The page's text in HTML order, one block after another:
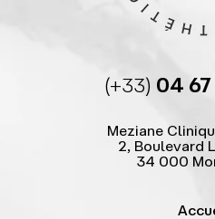
(+33) 04
Meziane
2, Boulevard
34 000